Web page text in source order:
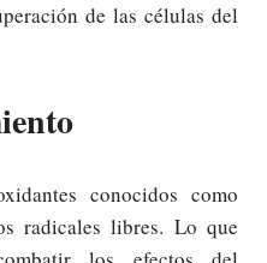
de las células del
conocidos como
radicales libres. Lo que